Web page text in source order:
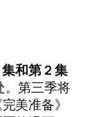
和第 2 集
。第三季将
美准备》